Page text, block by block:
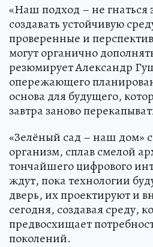
«Наш подход – не гнаться
создавать устойчивую
проверенные и
могут органично
резюмирует Александр
опережающего
основа для будущего,
завтра заново
«Зелёный сад – наш дом»
организм, сплав смелой
тончайшего цифрового
ждут, пока технологии
дверь, их проектируют и
сегодня, создавая среду,
предвосхищает
поколений.